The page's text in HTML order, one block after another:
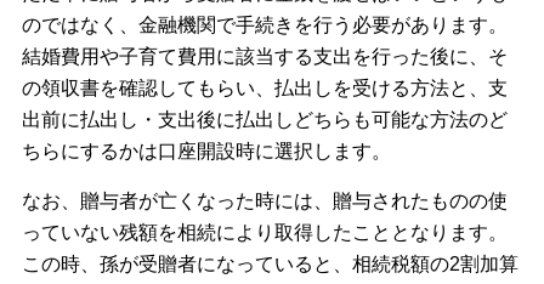
のではなく、金融機関で手続きを行う必要があります。
結婚費用や子育て費用に該当する支出を行った後に、そ
の領収書を確認してもらい、払出しを受ける方法と、支
出前に払出し・支出後に払出しどちらも可能な方法のど
ちらにするかは口座開設時に選択します。
なお、贈与者が亡くなった時には、贈与されたものの使
っていない残額を相続により取得したこととなります。
この時、孫が受贈者になっていると、相続税額の2割加算